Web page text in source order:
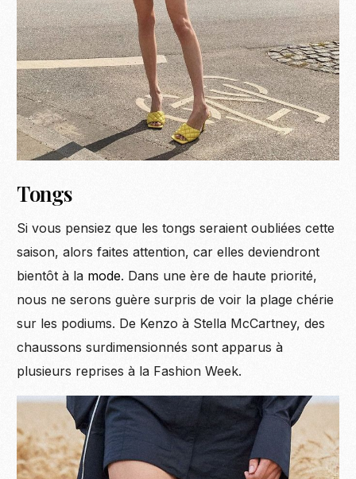
Tongs
Si vous pensiez que les tongs seraient oubliées cette
saison, alors faites attention, car elles deviendront
bientôt à la mode. Dans une ère de haute priorité,
nous ne serons guère surpris de voir la plage chérie
sur les podiums. De Kenzo à Stella McCartney, des
chaussons surdimensionnés sont apparus à
plusieurs reprises à la Fashion Week.